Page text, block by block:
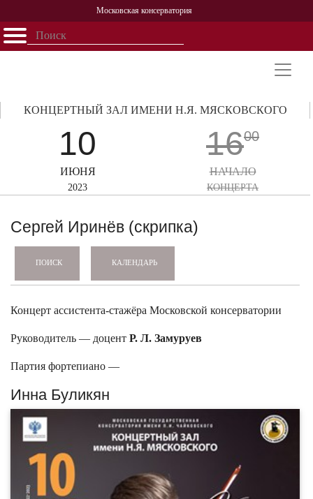
Московская консерватория
Открыть - закрыть
Персоналии
История
10
ИЮНЯ
2023
КОНЦЕРТНЫЙ ЗАЛ ИМЕНИ Н.Я. МЯСКОВСКОГО
1600
НАЧАЛО
КОНЦЕРТА
Сергей Иринёв (скрипка)
ПОИСК КАЛЕНДАРЬ
Концерт ассистента-стажёра Московской консерватории
Руководитель — доцент Р. Л. Замуруев
Партия фортепиано —
Инна Буликян